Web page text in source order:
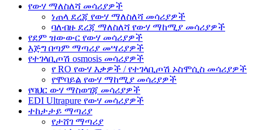
የውሃ ማለስለሻ መሳሪያዎች
ነጠላ ደረጃ የውሃ ማለስለሻ መሳሪያዎች
ባለብዙ ደረጃ ማለስለሻ የውሃ ማከሚያ መሳሪያዎች
የደም ዝውውር የውሃ መሳሪያዎች
እጅግ በጣም ማጣሪያ መሣሪያዎች
የተገላቢጦሽ osmosis መሳሪያዎች
የ RO የውሃ እቃዎች / የተገላቢጦሽ ኦስሞሲስ መሳሪያዎች
የሞባይል የውሃ ማከሚያ መሳሪያዎች
የባህር ውሃ ማስወገጃ መሳሪያዎች
EDI Ultrapure የውሃ መሳሪያዎች
ተከታታይ ማጣሪያ
የታሸገ ማጣሪያ